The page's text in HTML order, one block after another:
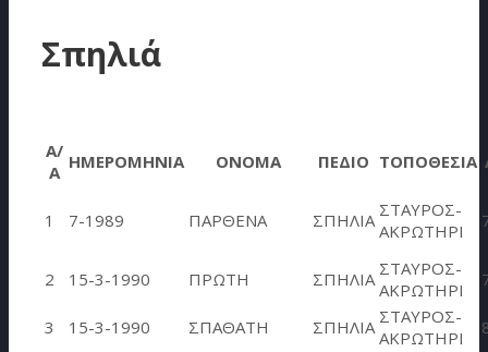
Σπηλιά
Α/
Α ΗΜΕΡΟΜΗΝΙΑ ΟΝΟΜΑ ΠΕΔΙΟ ΤΟΠΟΘΕΣΙΑ
1 7-1989 ΠΑΡΘΕΝΑ ΣΠΗΛΙΑ ΣΤΑΥΡΟΣ-
ΑΚΡΩΤΗΡΙ
2 15-3-1990 ΠΡΩΤΗ ΣΠΗΛΙΑ ΣΤΑΥΡΟΣ-
ΑΚΡΩΤΗΡΙ
3 15-3-1990 ΣΠΑΘΑΤΗ ΣΠΗΛΙΑ ΣΤΑΥΡΟΣ-
ΑΚΡΩΤΗΡΙ